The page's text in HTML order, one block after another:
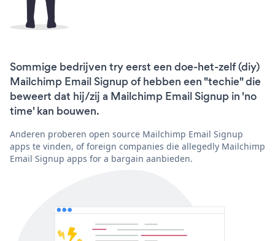
Sommige bedrijven try eerst een doe-het-zelf (diy)
Mailchimp Email Signup of hebben een "techie" die
beweert dat hij/zij a Mailchimp Email Signup in 'no
time' kan bouwen.
Anderen proberen open source Mailchimp Email Signup
apps te vinden, of foreign companies die allegedly Mailchimp
Email Signup apps for a bargain aanbieden.